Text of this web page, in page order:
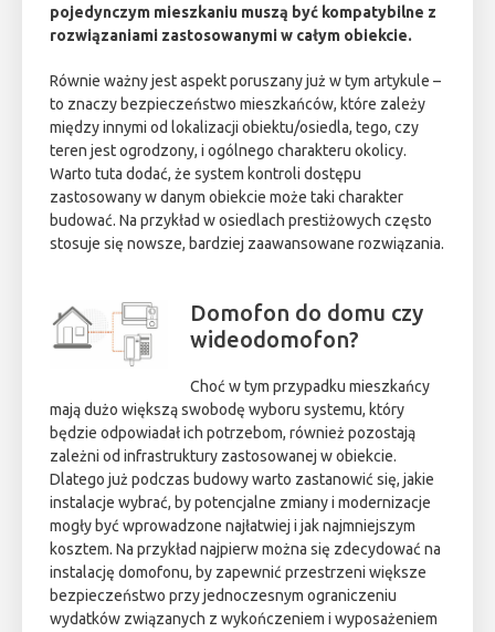
pojedynczym mieszkaniu muszą być kompatybilne z
rozwiązaniami zastosowanymi w całym obiekcie.
Równie ważny jest aspekt poruszany już w tym artykule –
to znaczy bezpieczeństwo mieszkańców, które zależy
między innymi od lokalizacji obiektu/osiedla, tego, czy
teren jest ogrodzony, i ogólnego charakteru okolicy.
Warto tuta dodać, że system kontroli dostępu
zastosowany w danym obiekcie może taki charakter
budować. Na przykład w osiedlach prestiżowych często
stosuje się nowsze, bardziej zaawansowane rozwiązania.
Domofon do domu czy
wideodomofon?
Choć w tym przypadku mieszkańcy
mają dużo większą swobodę wyboru systemu, który
będzie odpowiadał ich potrzebom, również pozostają
zależni od infrastruktury zastosowanej w obiekcie.
Dlatego już podczas budowy warto zastanowić się, jakie
instalacje wybrać, by potencjalne zmiany i modernizacje
mogły być wprowadzone najłatwiej i jak najmniejszym
kosztem. Na przykład najpierw można się zdecydować na
instalację domofonu, by zapewnić przestrzeni większe
bezpieczeństwo przy jednoczesnym ograniczeniu
wydatków związanych z wykończeniem i wyposażeniem